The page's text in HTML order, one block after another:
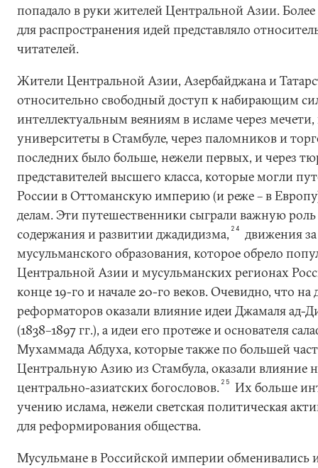
попадало в руки жителей Центральной Азии. Более
для распространения идей представляло
читателей.
Жители Центральной Азии, Азербайджана и
относительно свободный доступ к набирающим
интеллектуальным веяниям в исламе через мечети,
университеты в Стамбуле, через паломников и
последних было больше, нежели первых, и через
представителей высшего класса, которые могли
России в Оттоманскую империю (и реже – в
делам. Эти путешественники сыграли важную
содержания и развитии джадидизма, 24
движения
мусульманского образования, которое обрело
Центральной Азии и мусульманских регионах
конце 19-го и начале 20-го веков. Очевидно, что на
реформаторов оказали влияние идеи Джамаля ад-
(1838–1897 гг.), а идеи его протеже и основателя
Мухаммада Абдуха, которые также по большей
Центральную Азию из Стамбула, оказали влияние
центрально-азиатских богословов. 25
Их больше
учению ислама, нежели светская политическая
для реформирования общества.
Мусульмане в Российской империи обменивались